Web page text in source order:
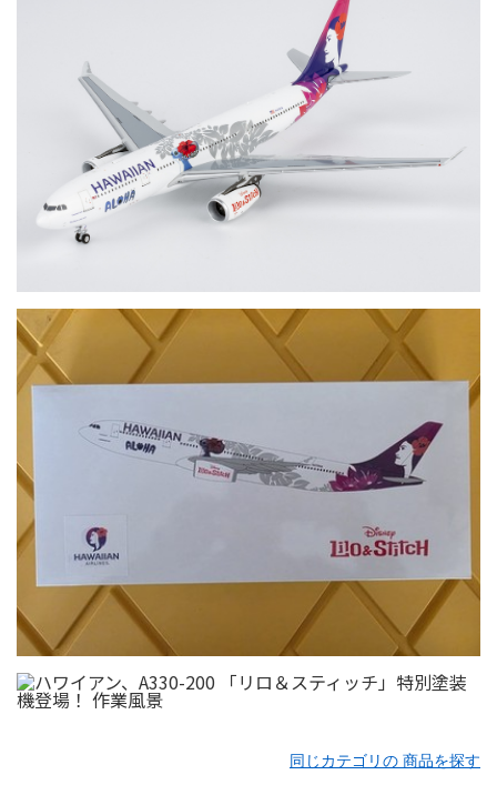
同じカテゴリの 商品を探す